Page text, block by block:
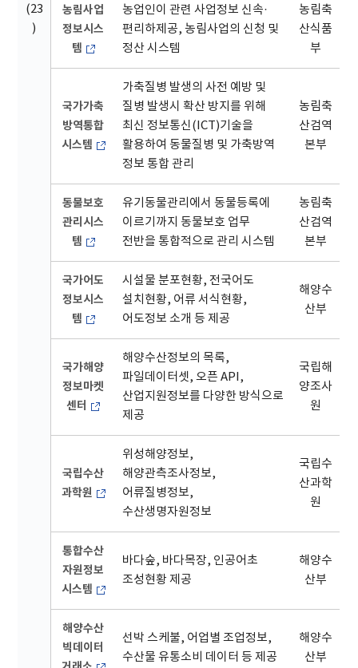
(23
)
농림사업
정보시스
템
농업인이 관련 사업정보 신속·
편리하제공, 농림사업의 신청 및
정산 시스템
농림축
산식품
부
국가가축
방역통합
시스템
가축질병 발생의 사전 예방 및
질병 발생시 확산 방지를 위해
최신 정보통신(ICT)기술을
활용하여 동물질병 및 가축방역
정보 통합 관리
농림축
산검역
본부
동물보호
관리시스
템
유기동물관리에서 동물등록에
이르기까지 동물보호 업무
전반을 통합적으로 관리 시스템
농림축
산검역
본부
국가어도
정보시스
템
시설물 분포현황, 전국어도
설치현황, 어류 서식현황,
어도정보 소개 등 제공
해양수
산부
국가해양
정보마켓
센터
해양수산정보의 목록,
파일데이터셋, 오픈 API,
산업지원정보를 다양한 방식으로
제공
국립해
양조사
원
국립수산
과학원
위성해양정보,
해양관측조사정보,
어류질병정보,
수산생명자원정보
국립수
산과학
원
통합수산
자원정보
시스템
바다숲, 바다목장, 인공어초
조성현황 제공
해양수
산부
해양수산
빅데이터
선박 스케불, 어업별 조업정보,
수산물 유통소비 데이터 등 제공
해양수
산부